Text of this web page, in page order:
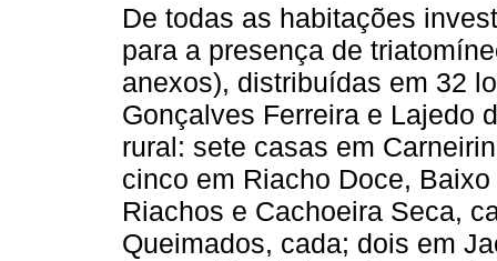
De todas as habitações
para a presença de
anexos), distribuídas em 32
Gonçalves Ferreira e Lajedo
rural: sete casas em
cinco em Riacho Doce,
Riachos e Cachoeira Seca,
Queimados, cada; dois em